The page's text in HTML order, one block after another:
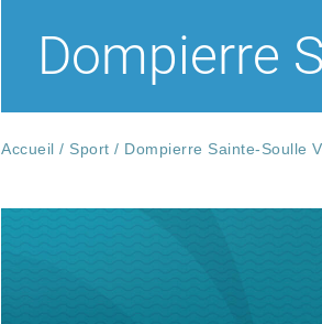
Dompierre
Accueil / Sport / Dompierre Sainte-Soulle